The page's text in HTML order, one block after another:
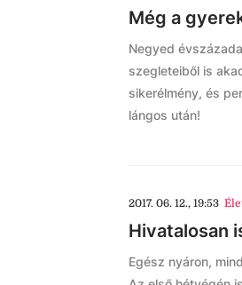
Még a
Negyed
szegleteiből is
sikerélmény, és
lángos után!
2017. 06. 12., 19:53
Hivatalosan
Egész nyáron,